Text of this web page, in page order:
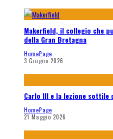
Makerfield, il collegio che
della Gran Bretagna
HomePage
3 Giugno 2026
Carlo III e la lezione
HomePage
21 Maggio 2026